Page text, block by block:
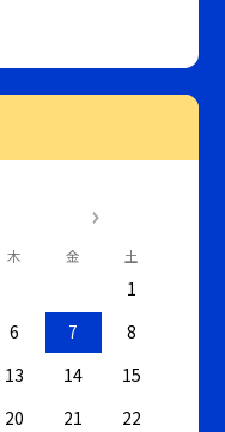
木 金 土
1
6 7
8
13 14
15
20 21
22